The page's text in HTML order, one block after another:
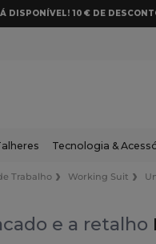
DISPONÍVEL! 10 € DE
Tecnologia &
Trabalho Working Suit
e a retalho